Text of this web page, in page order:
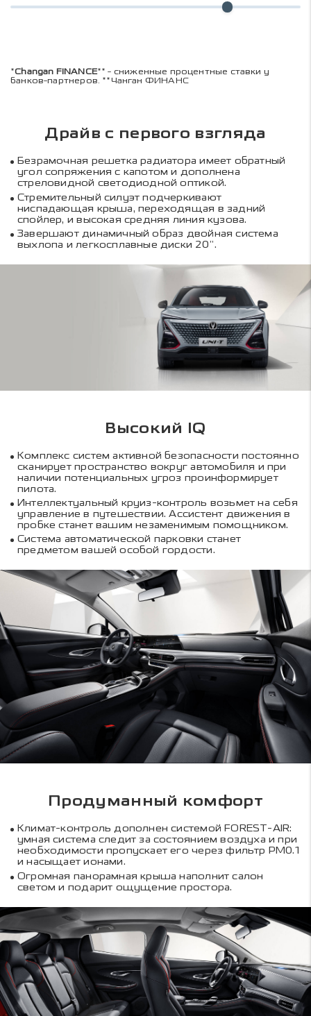
*Changan FINANCE** - сниженные процентные ставки у
банков-партнеров. **Чанган ФИНАНС
Драйв с первого взгляда
Безрамочная решетка радиатора имеет обратный
угол сопряжения с капотом и дополнена
стреловидной светодиодной оптикой.
Стремительный силуэт подчеркивают
ниспадающая крыша, переходящая в задний
спойлер, и высокая средняя линия кузова.
Завершают динамичный образ двойная система
выхлопа и легкосплавные диски 20”.
Высокий IQ
Комплекс систем активной безопасности постоянно
сканирует пространство вокруг автомобиля и при
наличии потенциальных угроз проинформирует
пилота.
Интеллектуальный круиз-контроль возьмет на себя
управление в путешествии. Ассистент движения в
пробке станет вашим незаменимым помощником.
Система автоматической парковки станет
предметом вашей особой гордости.
Продуманный комфорт
Климат-контроль дополнен системой FOREST-AIR:
умная система следит за состоянием воздуха и при
необходимости пропускает его через фильтр PM0.1
и насыщает ионами.
Огромная панорамная крыша наполнит салон
светом и подарит ощущение простора.